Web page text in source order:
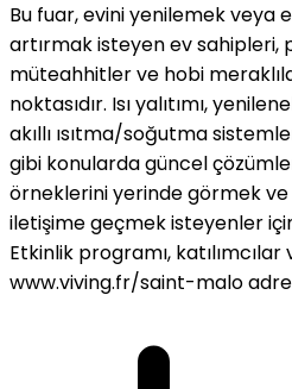
Bu fuar, evini yenilemek veya
artırmak isteyen ev sahipleri,
müteahhitler ve hobi
noktasıdır. Isı yalıtımı,
akıllı ısıtma/soğutma
gibi konularda güncel
örneklerini yerinde görmek
iletişime geçmek isteyenler
Etkinlik programı,
www.viving.fr/saint-malo